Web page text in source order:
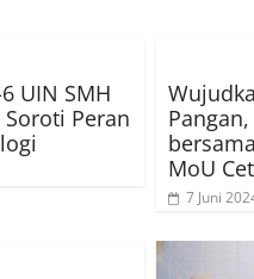
UIN SMH
Peran
MoU
7 Juni